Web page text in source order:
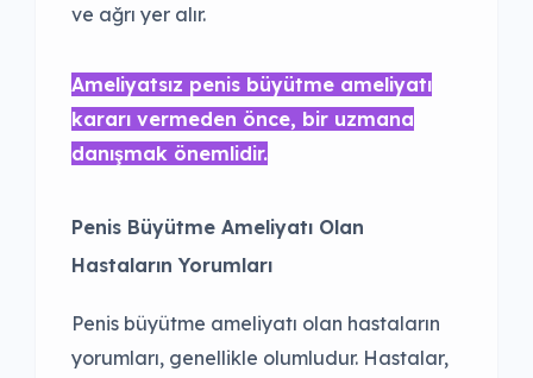
ve ağrı yer alır.
Ameliyatsız penis büyütme ameliyatı
kararı vermeden önce, bir uzmana
danışmak önemlidir.
Penis Büyütme Ameliyatı Olan
Hastaların Yorumları
Penis büyütme ameliyatı olan hastaların
yorumları, genellikle olumludur. Hastalar,